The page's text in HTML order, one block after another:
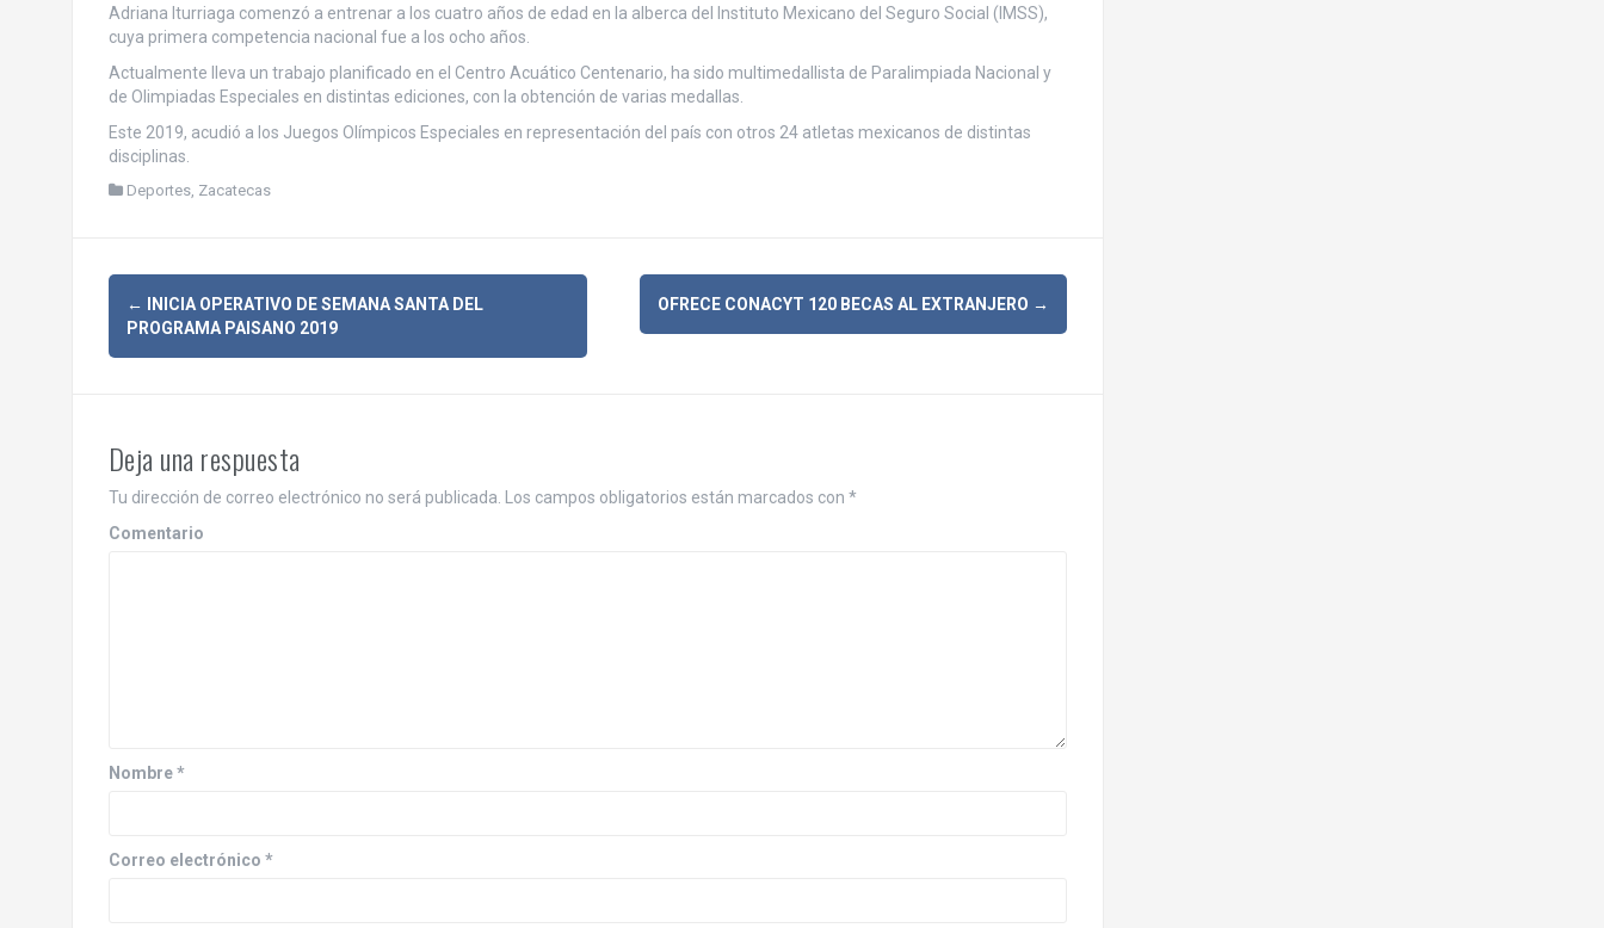
Adriana Iturriaga comenzó a entrenar a los cuatro años de edad en la alberca del Instituto Mexicano del Seguro Social (IMSS),
cuya primera competencia nacional fue a los ocho años.
Actualmente lleva un trabajo planificado en el Centro Acuático Centenario, ha sido multimedallista de Paralimpiada Nacional y
de Olimpiadas Especiales en distintas ediciones, con la obtención de varias medallas.
Este 2019, acudió a los Juegos Olímpicos Especiales en representación del país con otros 24 atletas mexicanos de distintas
disciplinas.
Deportes, Zacatecas
N
a
e
g
a
d
e
← INICIA OPERATIVO DE SEMANA SANTA DEL
PROGRAMA PAISANO 2019
OFRECE CONACYT 120 BECAS AL EXTRANJERO →
Deja una respuesta
Tu dirección de correo electrónico no será publicada. Los campos obligatorios están marcados con *
Comentario
Nombre*
Correo electrónico *